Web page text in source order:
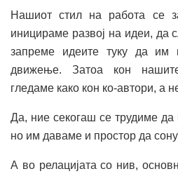
Нашиот стил на работа се
иницираме развој на идеи, да
запреме идеите туку да им
движење. Затоа кон
гледаме како кон ко-автори, а
Да, ние секогаш се трудиме
но им даваме и простор да
А во релацијата со нив,